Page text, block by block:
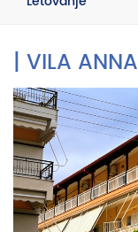
| VILA ANNA